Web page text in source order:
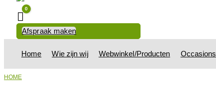
Winkelwagen
0
Afspraak maken
Home Wie zijn wij Webwinkel/Producten Occasions
HOME